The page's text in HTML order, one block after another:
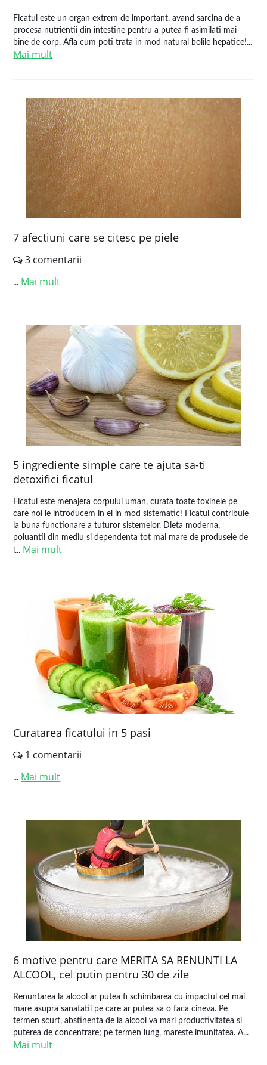
Ficatul este un organ extrem de important, avand sarcina de a
procesa nutrientii din intestine pentru a putea fi asimilati mai
bine de corp. Afla cum poti trata in mod natural bolile hepatice!...
Mai mult
7 afectiuni care se citesc pe piele
3 comentarii
... Mai mult
5 ingrediente simple care te ajuta sa-ti
detoxifici ficatul
Ficatul este menajera corpului uman, curata toate toxinele pe
care noi le introducem in el in mod sistematic! Ficatul contribuie
la buna functionare a tuturor sistemelor. Dieta moderna,
poluantii din mediu si dependenta tot mai mare de produsele de
i... Mai mult
Curatarea ficatului in 5 pasi
1 comentarii
... Mai mult
6 motive pentru care MERITA SA RENUNTI LA
ALCOOL, cel putin pentru 30 de zile
Renuntarea la alcool ar putea fi schimbarea cu impactul cel mai
mare asupra sanatatii pe care ar putea sa o faca cineva. Pe
termen scurt, abstinenta de la alcool va mari productivitatea si
puterea de concentrare; pe termen lung, mareste imunitatea. A...
Mai mult